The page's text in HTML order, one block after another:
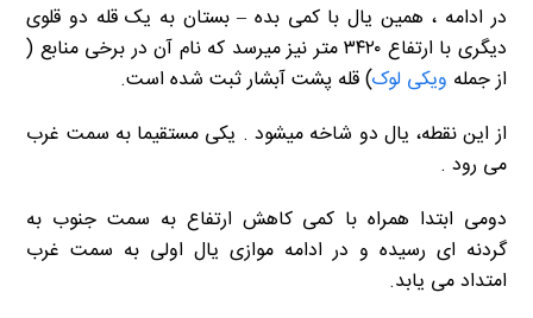
در ادامه ، همین یال با کمی بده – بستان به یک قله دو قلوی
دیگری با ارتفاع ۳۴۲۰ متر نیز میرسد که نام آن در برخی منابع (
از جمله ویکی لوک) قله پشت آبشار ثبت شده است.
از این نقطه، یال دو شاخه میشود . یکی مستقیما به سمت غرب
می رود .
دومی ابتدا همراه با کمی کاهش ارتفاع به سمت جنوب به
گردنه ای رسیده و در ادامه موازی یال اولی به سمت غرب
امتداد می یابد.